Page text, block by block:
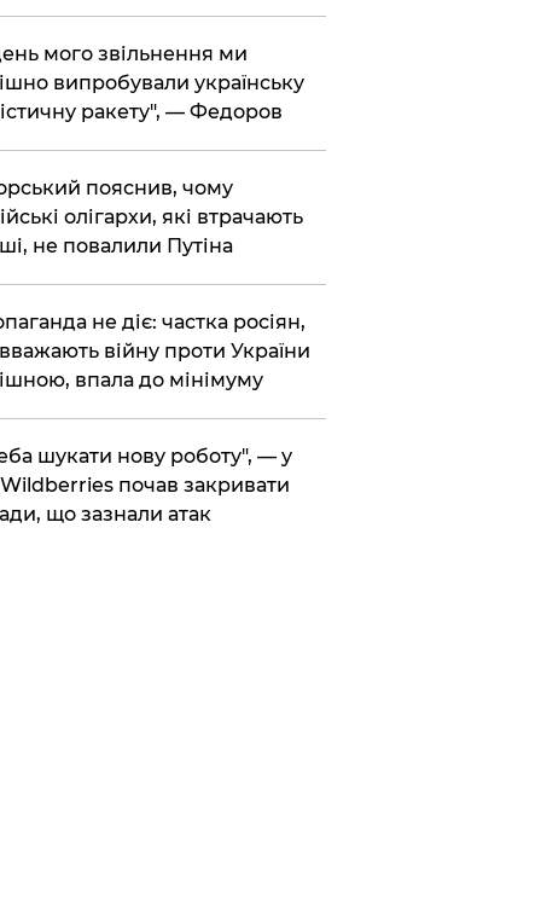
мого звільнення ми
випробували українську
ракету", — Федоров
пояснив, чому
олігархи, які втрачають
не повалили Путіна
не діє: частка росіян,
війну проти України
впала до мінімуму
шукати нову роботу", — у
почав закривати
що зазнали атак